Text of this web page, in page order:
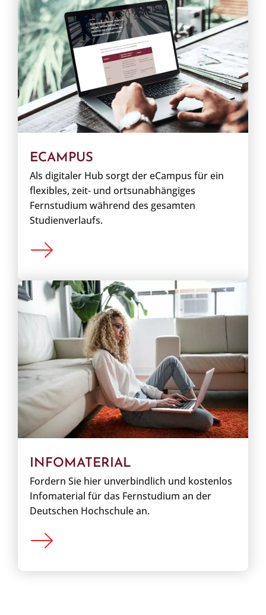
ECAMPUS
Als digitaler Hub sorgt der eCampus für ein
flexibles, zeit- und ortsunabhängiges
Fernstudium während des gesamten
Studienverlaufs.
INFOMATERIAL
Fordern Sie hier unverbindlich und kostenlos
Infomaterial für das Fernstudium an der
Deutschen Hochschule an.